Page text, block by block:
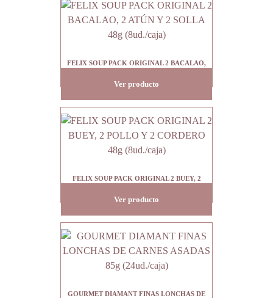
FELIX SOUP PACK ORIGINAL 2 BACALAO,
Ver producto
FELIX SOUP PACK ORIGINAL 2 BUEY, 2
Ver producto
GOURMET DIAMANT FINAS LONCHAS DE